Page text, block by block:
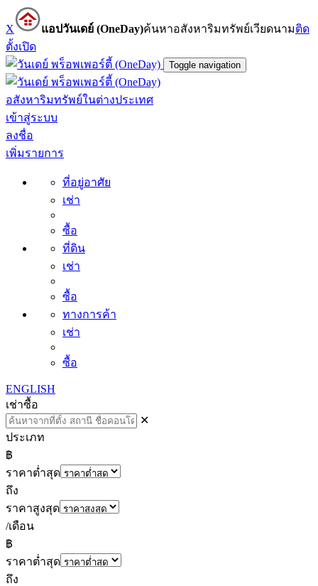
X แอปวันเดย์ (OneDay)ค้นหาอสังหาริมทรัพย์เวียดนามติด
ตั้งเปิด
Toggle navigation
อสังหาริมทรัพย์ในต่างประเทศ
เข้าสู่ระบบ
ลงชื่อ
เพิ่มรายการ
ที่อยู่อาศัย
เช่า
ซื้อ
ที่ดิน
เช่า
ซื้อ
ทางการค้า
เช่า
ซื้อ
ENGLISH
เช่าซื้อ
✕
ประเภท
฿
ราคาต่ำสุด
ถึง
ราคาสูงสุด
/เดือน
฿
ราคาต่ำสุด
ถึง